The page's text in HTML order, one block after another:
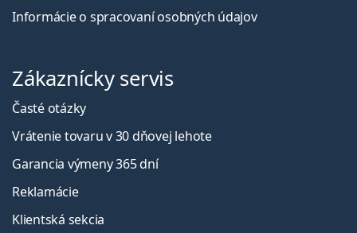
Informácie o spracovaní osobných údajov
Zákaznícky servis
Časté otázky
Vrátenie tovaru v 30 dňovej lehote
Garancia výmeny 365 dní
Reklamácie
Klientská sekcia